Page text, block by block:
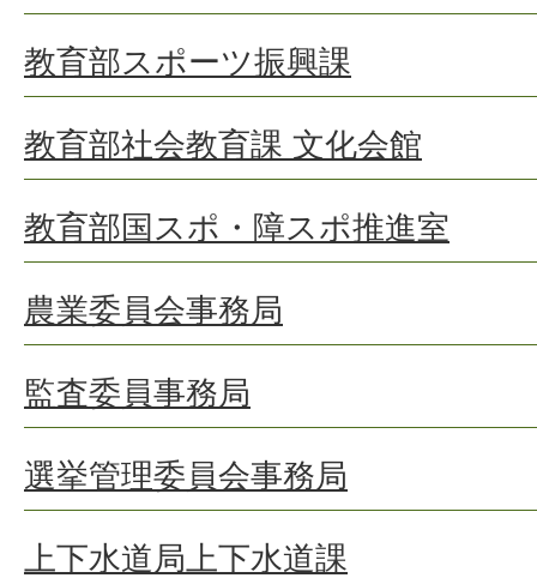
教育部スポーツ振興課
教育部社会教育課 文化会館
教育部国スポ・障スポ推進室
農業委員会事務局
監査委員事務局
選挙管理委員会事務局
上下水道局上下水道課